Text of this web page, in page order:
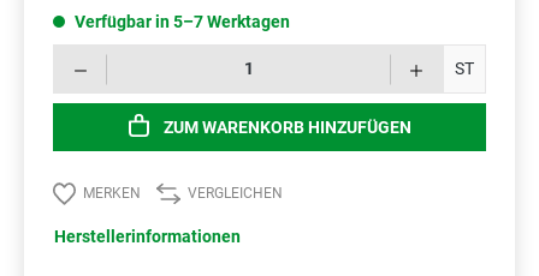
Verfügbar in 5–7 Werktagen
ST
ZUM WARENKORB HINZUFÜGEN
MERKEN VERGLEICHEN
Herstellerinformationen